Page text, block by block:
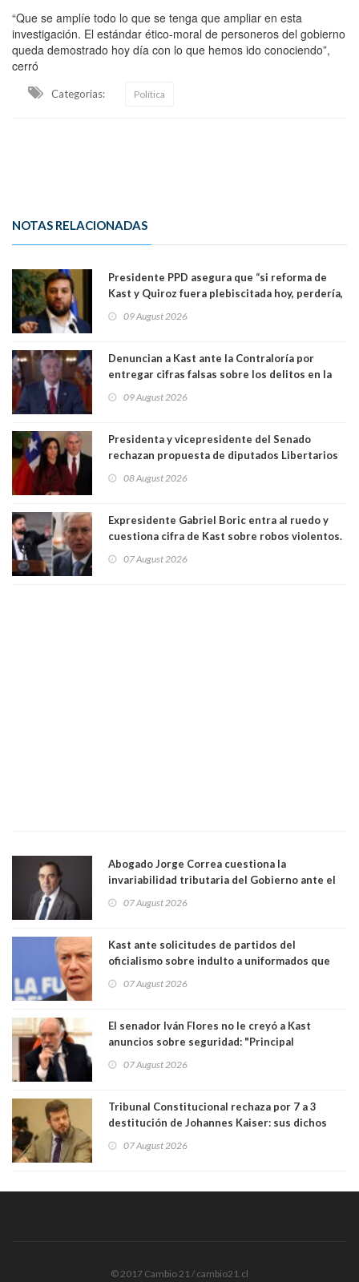
“Que se amplíe todo lo que se tenga que ampliar en esta
investigación. El estándar ético-moral de personeros del gobierno
queda demostrado hoy día con lo que hemos ido conociendo”,
cerró
Categorias: Política
NOTAS RELACIONADAS
Presidente PPD asegura que “si reforma de
Kast y Quiroz fuera plebiscitada hoy, perdería,
a favor de la oposición, sería una victoria de la
09 August 2026
Denuncian a Kast ante la Contraloría por
entregar cifras falsas sobre los delitos en la
09 August 2026
Presidenta y vicepresidente del Senado
rechazan propuesta de diputados Libertarios
"Constituye un camino equivocado"
08 August 2026
Expresidente Gabriel Boric entra al ruedo y
cuestiona cifra de Kast sobre robos violentos.
07 August 2026
Abogado Jorge Correa cuestiona la
invariabilidad tributaria del Gobierno ante el
democracia” y "defendemos la alternancia en el
07 August 2026
Kast ante solicitudes de partidos del
oficialismo sobre indulto a uniformados que
07 August 2026
El senador Iván Flores no le creyó a Kast
anuncios sobre seguridad: "Principal
perseguir ruta del dinero y levantar secreto
07 August 2026
Tribunal Constitucional rechaza por 7 a 3
destitución de Johannes Kaiser: sus dichos
justicia constitucional porque no es diputado
07 August 2026
© 2017 Cambio 21 / cambio21.cl